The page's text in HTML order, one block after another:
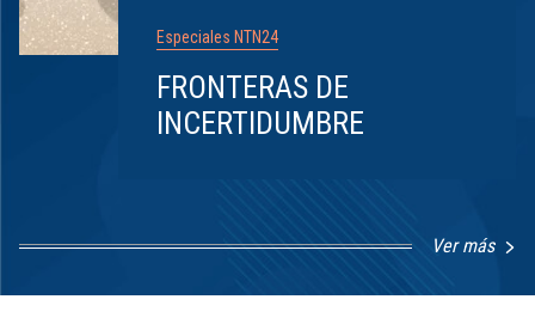
Especiales NTN24
FRONTERAS DE
INCERTIDUMBRE
Ver más
1